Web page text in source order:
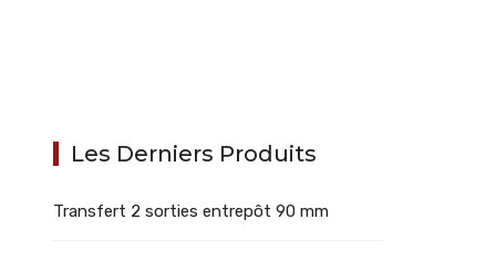
Les Derniers Produits
Transfert 2 sorties entrepôt 90 mm